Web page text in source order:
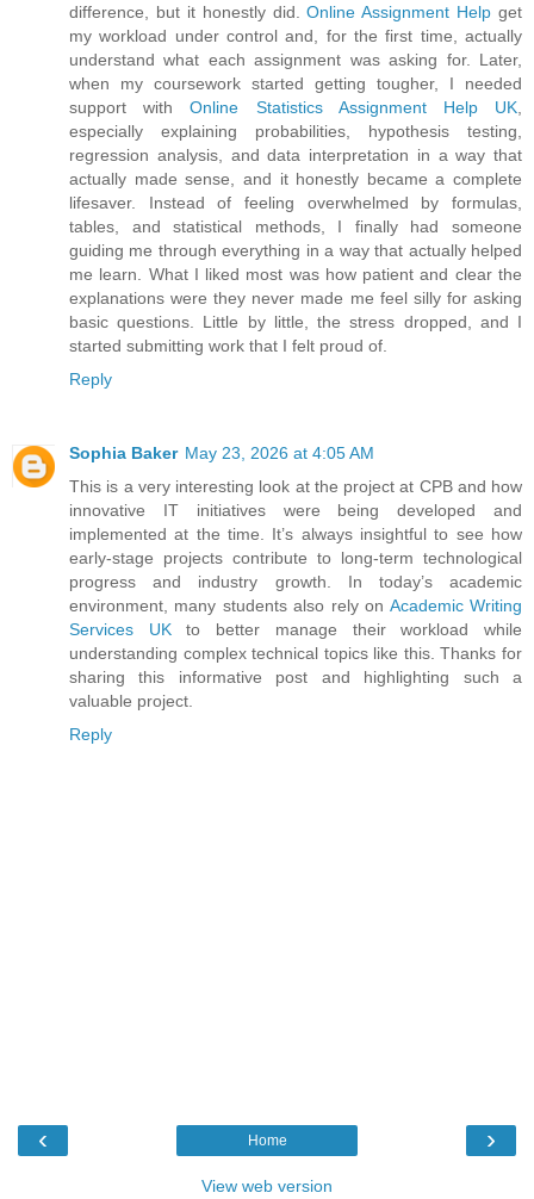
difference, but it honestly did.Online Assignment Help get
my workload under control and, for the first time, actually
understand what each assignment was asking for. Later,
when my coursework started getting tougher, I needed
support withOnline Statistics Assignment Help UK
especially explaining probabilities, hypothesis testing,
regression analysis, and data interpretation in a way that
actually made sense, and it honestly became a complete
lifesaver. Instead of feeling overwhelmed by formulas,
tables, and statistical methods, I finally had someone
guiding me through everything in a way that actually helped
me learn. What I liked most was how patient and clear the
explanations were they never made me feel silly for asking
basic questions. Little by little, the stress dropped, and I
started submitting work that I felt proud of.
Reply
Sophia Baker May 23, 2026 at 4:05 AM
This is a very interesting look at the project at CPB and how
innovative IT initiatives were being developed and
implemented at the time. It’s always insightful to see how
early-stage projects contribute to long-term technological
progress and industry growth. In today’s academic
environment, many students also rely on Academic Writing
Services UKto better manage their workload while
understanding complex technical topics like this. Thanks for
sharing this informative post and highlighting such a
valuable project.
Reply
‹ ›
Home
View web version